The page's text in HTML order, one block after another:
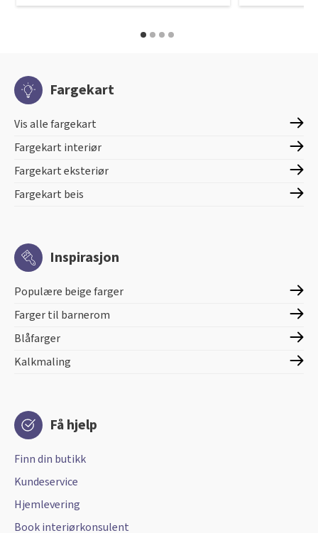
Fargekart
Vis alle fargekart
Fargekart interiør
Fargekart eksteriør
Fargekart beis
Inspirasjon
Populære beige farger
Farger til barnerom
Blåfarger
Kalkmaling
Få hjelp
Finn din butikk
Kundeservice
Hjemlevering
Book interiørkonsulent